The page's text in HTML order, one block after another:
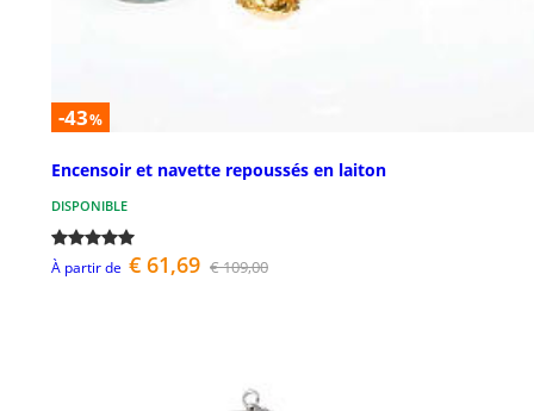
-43%
Encensoir et navette repoussés en laiton
DISPONIBLE
À partir de € 61,69 € 109,00